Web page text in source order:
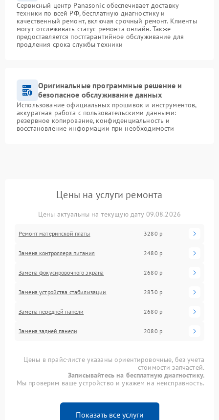
Сервисный центр Panasonic обеспечивает доставку
техники по всей РФ, бесплатную диагностику и
качественный ремонт, включая срочный ремонт. Клиенты
могут отслеживать статус ремонта онлайн. Также
предоставляется постгарантийное обслуживание для
продления срока службы техники
Оригинальные программные решение и
безопасное обслуживание данных
Использование официальных прошивок и инструментов,
аккуратная работа с пользовательскими данными:
резервное копирование, конфиденциальность и
восстановление информации при необходимости
Цены на услуги ремонта
Цены актуальны на текущую дату 09.08.2026
Ремонт материнской платы 3280 р
Замена контроллера питания 2480 р
Замена фокусировочного экрана 2680 р
Замена устройства стабилизации 2830 р
Замена передней панели 2680 р
Замена задней панели 2080 р
Цены в прайс-листе указаны ориентировочные, без учета
стоимости запчастей.
Записывайтесь на бесплатную диагностику.
Мы проверим ваше устройство и укажем на неисправность.
Показать все услуги